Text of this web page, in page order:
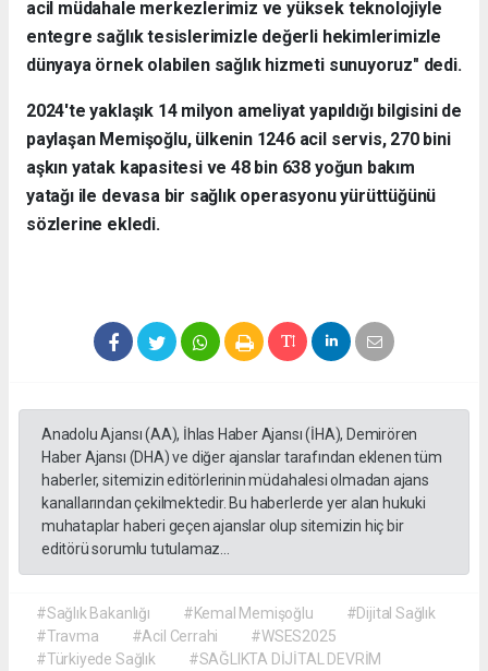
acil müdahale merkezlerimiz ve yüksek teknolojiyle
entegre sağlık tesislerimizle değerli hekimlerimizle
dünyaya örnek olabilen sağlık hizmeti sunuyoruz" dedi.
2024'te yaklaşık 14 milyon ameliyat yapıldığı bilgisini de
paylaşan Memişoğlu, ülkenin 1246 acil servis, 270 bini
aşkın yatak kapasitesi ve 48 bin 638 yoğun bakım
yatağı ile devasa bir sağlık operasyonu yürüttüğünü
sözlerine ekledi.
Anadolu Ajansı (AA), İhlas Haber Ajansı (İHA), Demirören
Haber Ajansı (DHA) ve diğer ajanslar tarafından eklenen tüm
haberler, sitemizin editörlerinin müdahalesi olmadan ajans
kanallarından çekilmektedir. Bu haberlerde yer alan hukuki
muhataplar haberi geçen ajanslar olup sitemizin hiç bir
editörü sorumlu tutulamaz...
#Sağlık Bakanlığı #Kemal Memişoğlu
#Dijital Sağlık
#Travma
#Acil Cerrahi
#WSES2025
#Türkiyede Sağlık
#SAĞLIKTA DİJİTAL DEVRİM